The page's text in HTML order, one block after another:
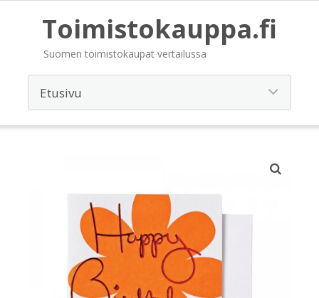
Toimistokauppa.fi
Suomen toimistokaupat vertailussa